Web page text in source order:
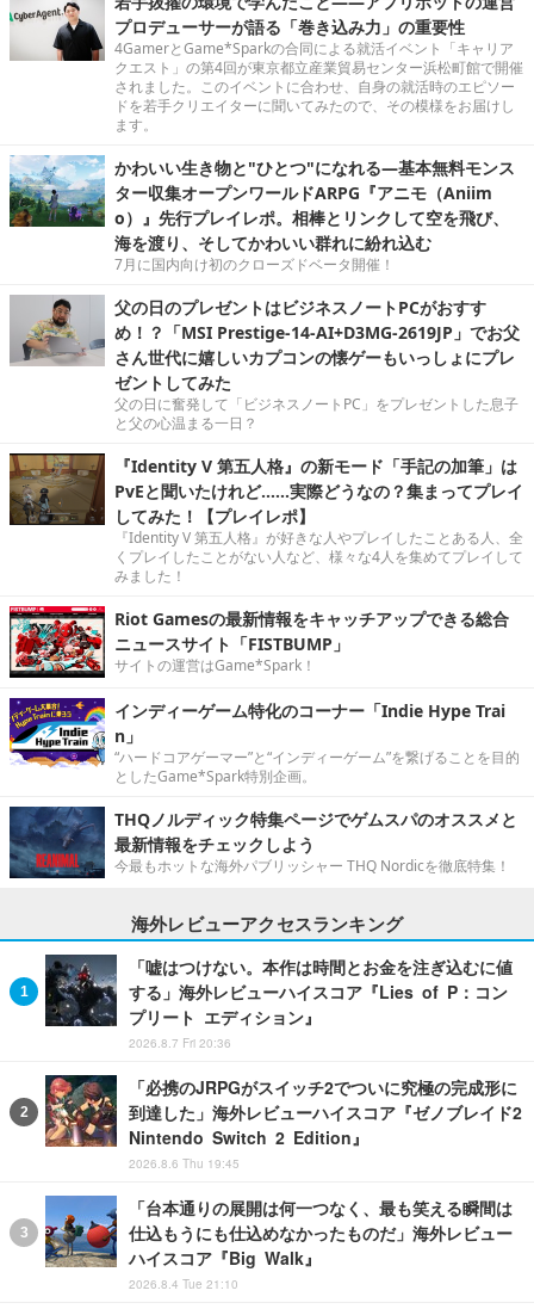
プロデューサーが語る「巻き込み力」の重要性
4GamerとGame*Sparkの合同による就活イベント「キャリア
クエスト」の第4回が東京都立産業貿易センター浜松町館で開催
されました。このイベントに合わせ、自身の就活時のエピソー
ドを若手クリエイターに聞いてみたので、その模様をお届けし
ます。
かわいい生き物と"ひとつ"になれる―基本無料モンス
ター収集オープンワールドARPG『アニモ（Aniim
o）』先行プレイレポ。相棒とリンクして空を飛び、
海を渡り、そしてかわいい群れに紛れ込む
7月に国内向け初のクローズドベータ開催！
父の日のプレゼントはビジネスノートPCがおすす
め！？「MSI Prestige-14-AI+D3MG-2619JP」でお父
さん世代に嬉しいカプコンの懐ゲーもいっしょにプレ
ゼントしてみた
父の日に奮発して「ビジネスノートPC」をプレゼントした息子
と父の心温まる一日？
『Identity V 第五人格』の新モード「手記の加筆」は
PvEと聞いたけれど……実際どうなの？集まってプレイ
してみた！【プレイレポ】
『Identity V 第五人格』が好きな人やプレイしたことある人、全
くプレイしたことがない人など、様々な4人を集めてプレイして
みました！
Riot Gamesの最新情報をキャッチアップできる総合
ニュースサイト「FISTBUMP」
サイトの運営はGame*Spark！
インディーゲーム特化のコーナー「Indie Hype Trai
n」
“ハードコアゲーマー”と“インディーゲーム”を繋げることを目的
としたGame*Spark特別企画。
THQノルディック特集ページでゲムスパのオススメと
最新情報をチェックしよう
今最もホットな海外パブリッシャー THQ Nordicを徹底特集！
海外レビューアクセスランキング
「嘘はつけない。本作は時間とお金を注ぎ込むに値
する」海外レビューハイスコア『Lies of P：コン
プリート エディション』
2026.8.7 Fri 20:36
「必携のJRPGがスイッチ2でついに究極の完成形に
到達した」海外レビューハイスコア『ゼノブレイド2
Nintendo Switch 2 Edition』
2026.8.6 Thu 19:45
「台本通りの展開は何一つなく、最も笑える瞬間は
仕込もうにも仕込めなかったものだ」海外レビュー
ハイスコア『Big Walk』
2026.8.4 Tue 21:10